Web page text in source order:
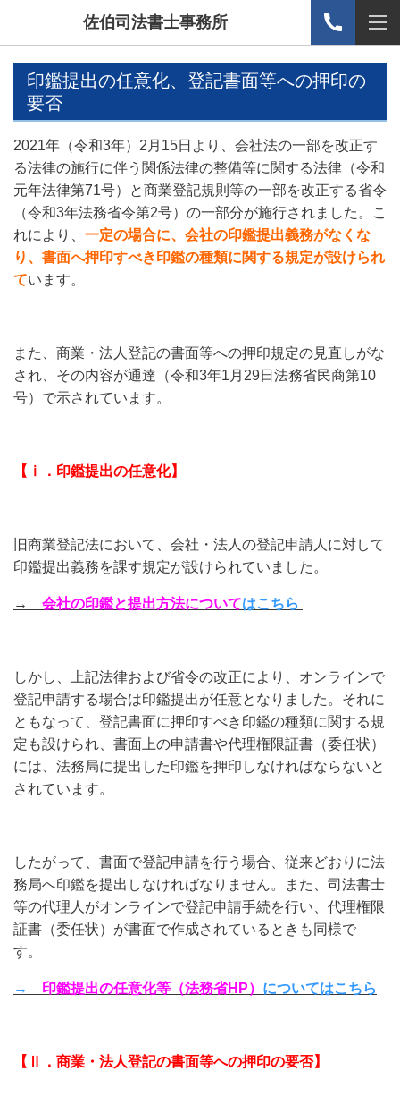
佐伯司法書士事務所
印鑑提出の任意化、登記書面等への押印の
要否
2021年（令和3年） 2 月 15日より、会社法の一部を改正す
る法律の施行に伴う関係法律の整備等に関する法律（令和
元年法律第71号）と商業登記規則等の一部を改正する省令
（令和3年法務省令第2号）の一部分が施行されました。こ
れにより、 一定の場合に、会社の印鑑提出義務がなくな
り、書面へ押印すべき印鑑の種類に関する規定が設けられ
ています。
また、商業・法人登記の書面等への押印規定の見直しがな
され、その内容が通達（令和3年1 月 29日法務省民商第10
号）で示されています。
【ⅰ．印鑑提出の任意化】
旧商業登記法において、会社・法人の登記申請人に対して
印鑑提出義務を課す規定が設けられていました。
→ 会社の印鑑と提出方法についてはこちら
しかし、上記法律および省令の改正により、オンラインで
登記申請する場合は印鑑提出が任意となりました。それに
ともなって、登記書面に押印すべき印鑑の種類に関する規
定も設けられ、書面上の申請書や代理権限証書（委任状）
には、法務局に提出した印鑑を押印しなければならないと
されています。
したがって、書面で登記申請を行う場合、従来どおりに法
務局へ印鑑を提出しなければなりません。また、司法書士
等の代理人がオンラインで登記申請手続を行い、代理権限
証書（委任状）が書面で作成されているときも同様で
す。
→ 印鑑提出の任意化等（法務省HP） についてはこちら
【ⅱ．商業・法人登記の書面等への押印の要否】